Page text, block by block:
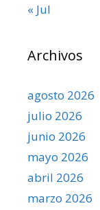
« Jul
Archivos
agosto 2026
julio 2026
junio 2026
mayo 2026
abril 2026
marzo 2026